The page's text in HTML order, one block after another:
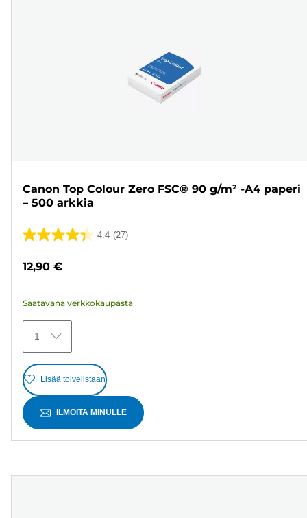
Canon Top Colour Zero FSC® 90 g/m² -A4 paperi
– 500 arkkia
4.4 (27)
4.4/5
27
12,90 €
Saatavana verkkokaupasta
1
Lisää toivelistaan
ILMOITA MINULLE